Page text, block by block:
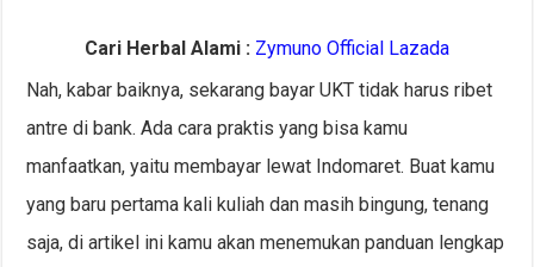
Cari Herbal Alami : Zymuno Official Lazada
Nah, kabar baiknya, sekarang bayar UKT tidak harus ribet
antre di bank. Ada cara praktis yang bisa kamu
manfaatkan, yaitu membayar lewat Indomaret. Buat kamu
yang baru pertama kali kuliah dan masih bingung, tenang
saja, di artikel ini kamu akan menemukan panduan lengkap